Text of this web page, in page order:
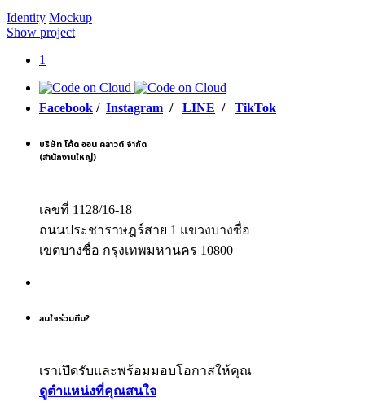
Identity Mockup
Show project
1
Facebook / Instagram / LINE / TikTok
บริษัท โค้ด ออน คลาวด์ จำกัด
(สำนักงานใหญ่)
เลขที่ 1128/16-18
ถนนประชาราษฎร์สาย 1 แขวงบางซื่อ
เขตบางซื่อ กรุงเทพมหานคร 10800
สนใจร่วมทีม?
เราเปิดรับและพร้อมมอบโอกาสให้คุณ
ดูตำแหน่งที่คุณสนใจ